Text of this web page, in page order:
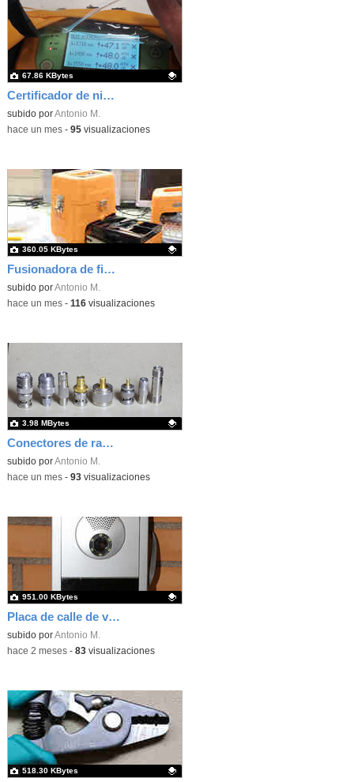
Certificador de niveles de señal de fibra óptica
Contenido educativo.
subido porAntonio M.
67.86 KBytes
-hace un mes- 95visualizaciones
Fusionadora de fibra óptica
Contenido educativo.
subido porAntonio M.
360.05 KBytes
-hace un mes- 116visualizaciones
Conectores de radiofrecuencia para telecomunicaciones
Contenido educativo.
subido porAntonio M.
3.98 MBytes
-hace un mes- 93visualizaciones
Placa de calle de videoportero comunitario
Contenido educativo.
subido porAntonio M.
951.00 KBytes
-hace 2 meses- 83visualizaciones
518.30 KBytes